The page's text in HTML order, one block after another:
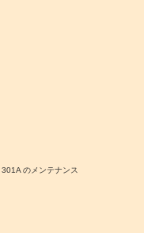
のメンテナンス